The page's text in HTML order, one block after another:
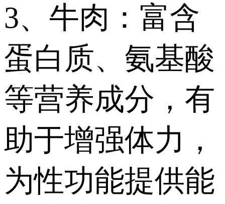
3、牛肉：富含
蛋白质、氨基酸
等营养成分，有
助于增强体力，
为性功能提供能